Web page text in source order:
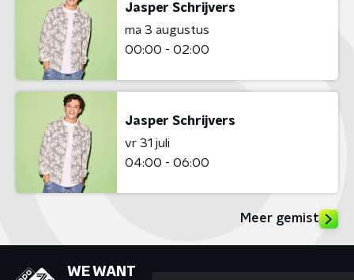
Jasper Schrijvers
ma 3 augustus
00:00 - 02:00
Jasper Schrijvers
vr 31 juli
04:00 - 06:00
Meer gemist
WE WANT